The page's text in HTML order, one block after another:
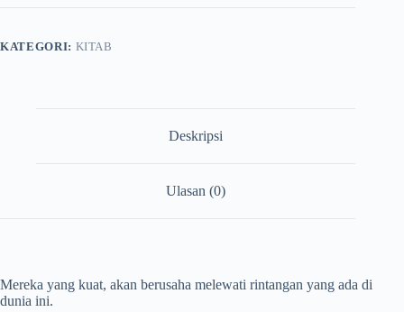
KATEGORI: KITAB
Deskripsi
Ulasan (0)
Mereka yang kuat, akan berusaha melewati rintangan yang ada di
dunia ini.